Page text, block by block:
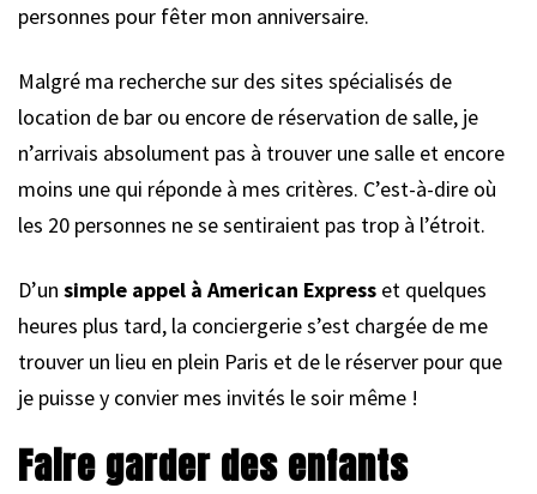
personnes pour fêter mon anniversaire.
Malgré ma recherche sur des sites spécialisés de
location de bar ou encore de réservation de salle, je
n’arrivais absolument pas à trouver une salle et encore
moins une qui réponde à mes critères. C’est-à-dire où
les 20 personnes ne se sentiraient pas trop à l’étroit.
D’un simple appel à American Express et quelques
heures plus tard, la conciergerie s’est chargée de me
trouver un lieu en plein Paris et de le réserver pour que
je puisse y convier mes invités le soir même !
Faire garder des enfants